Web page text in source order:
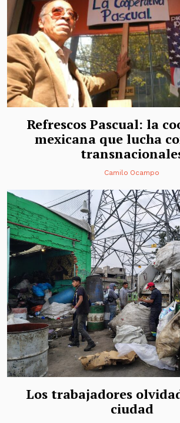
Refrescos Pascual: la
mexicana que lucha
Camilo Ocampo
Los trabajadores
ciudad